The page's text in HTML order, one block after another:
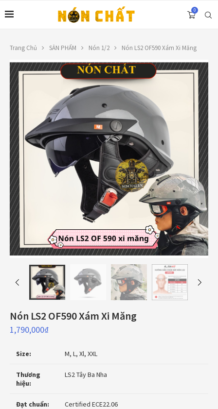
0
Trang Chủ SẢN PHẨM Nón 1/2 Nón LS2 OF590 Xám Xi Măng
Nón LS2 OF590 Xám Xi Măng
1,790,000₫
Size: M, L, Xl, XXL
Thương
hiệu:
LS2 Tây Ba Nha
Đạt chuẩn: Certified ECE22.06